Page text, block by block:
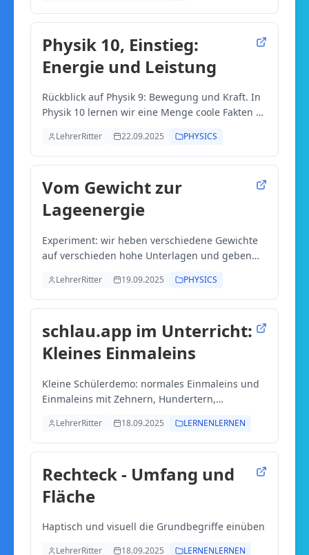
Physik 10, Einstieg:
Energie und Leistung
Rückblick auf Physik 9: Bewegung und Kraft. In
Physik 10 lernen wir eine Menge coole Fakten zu
sich hat. Wir lernen die Größen Energie, Arbeit
und Leistung. Dazu müssen wir uns nochmals
und Kraft aus Physik 9 ansehen.
LehrerRitter 22.09.2025 PHYSICS
Vom Gewicht zur
Lageenergie
Experiment: wir heben verschiedene Gewichte
auf verschieden hohe Unterlagen und geben
Höhe (in Meter) an. Der Standardfall: Energie
von 1 Joule zeigen.
LehrerRitter 19.09.2025 PHYSICS
schlau.app im Unterricht:
Kleines Einmaleins
Kleine Schülerdemo: normales Einmaleins und
Einmaleins mit Zehnern, Hundertern,
im Klassenraum.
LehrerRitter 18.09.2025 LERNENLERNEN
Rechteck - Umfang und
Fläche
Haptisch und visuell die Grundbegriffe einüben
LehrerRitter 18.09.2025 LERNENLERNEN